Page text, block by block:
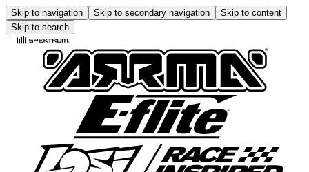
Skip to navigation Skip to secondary navigation
Skip to content
Skip to search